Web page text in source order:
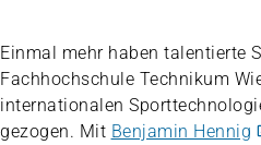
Einmal mehr haben talentierte
Fachhochschule Technikum
internationalen
gezogen. Mit Benjamin Hennig